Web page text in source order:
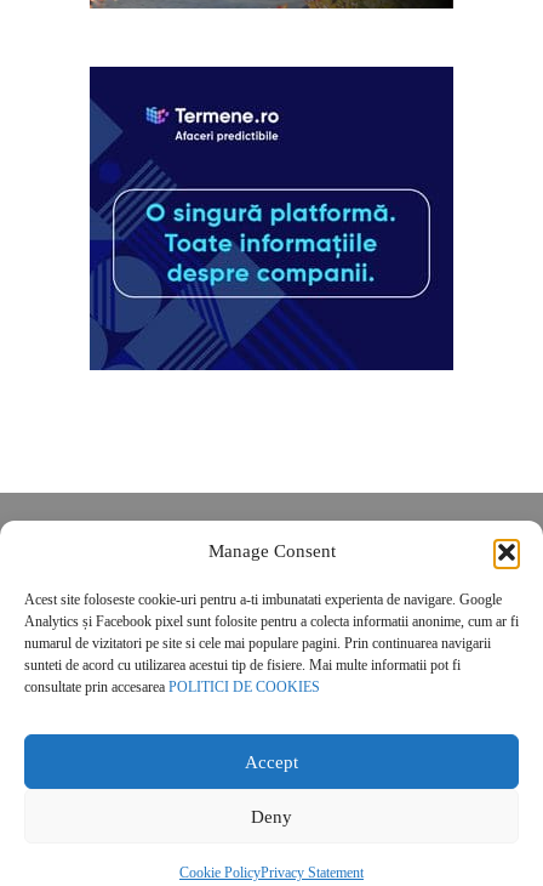
Manage Consent
Acest site foloseste cookie-uri pentru a-ti imbunatati experienta de navigare. Google
Analytics și Facebook pixel sunt folosite pentru a colecta informatii anonime, cum ar fi
numarul de vizitatori pe site si cele mai populare pagini. Prin continuarea navigarii
sunteti de acord cu utilizarea acestui tip de fisiere. Mai multe informatii pot fi
consultate prin accesarea POLITICI DE COOKIES
Accept
Deny
Cookie PolicyPrivacy Statement
POLITICĂ DE CONFIDENȚIALITATE
Politica de cookies
© 2026 Real Estate Magazine. All Rights Reserved.